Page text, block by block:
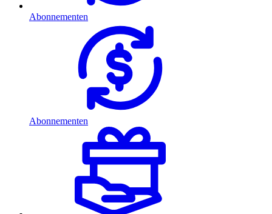
Abonnementen
Abonnementen